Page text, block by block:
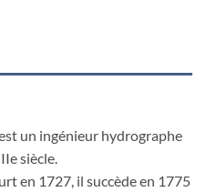
un ingénieur hydrographe
siècle.
en 1727, il succède en 1775